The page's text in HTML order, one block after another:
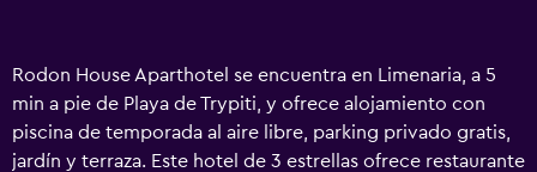
Rodon House Aparthotel se encuentra en Limenaria, a 5
min a pie de Playa de Trypiti, y ofrece alojamiento con
piscina de temporada al aire libre, parking privado gratis,
jardín y terraza. Este hotel de 3 estrellas ofrece restaurante